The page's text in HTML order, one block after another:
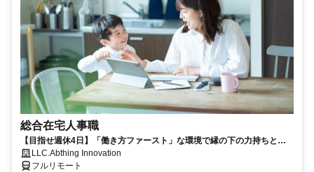
総合在宅人事職
【目指せ週休4日】「働き方ファースト」な環境で縁の下の力持ちとし
て活躍する人事ポジション｜20代30代活躍中
LLC.Abthing Innovation
フルリモート